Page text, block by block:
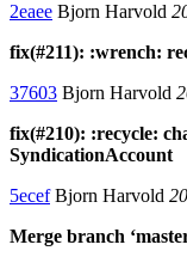
2eaee Bjorn Harvold
fix(#211): :wrench:
37603 Bjorn Harvold
fix(#210): :recycle:
SyndicationAccount
5ecefBjorn Harvold
Merge branch